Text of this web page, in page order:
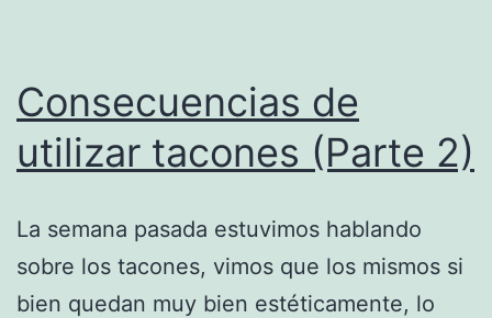
Consecuencias de
utilizar tacones (Parte 2)
La semana pasada estuvimos hablando
sobre los tacones, vimos que los mismos si
bien quedan muy bien estéticamente, lo